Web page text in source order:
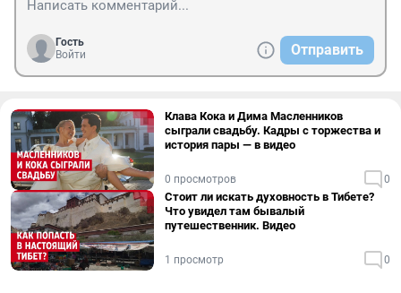
Гость
Войти
Отправить
Клава Кока и Дима Масленников
сыграли свадьбу. Кадры с торжества и
история пары — в видео
0 просмотров 0
Стоит ли искать духовность в Тибете?
Что увидел там бывалый
путешественник. Видео
1 просмотр 0